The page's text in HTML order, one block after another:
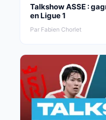
Talkshow ASSE :
en Ligue 1
Par Fabien Chorlet